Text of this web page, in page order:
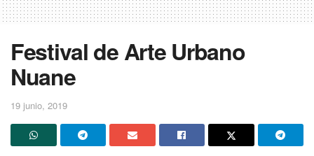
Festival de Arte Urbano
Nuane
19 junio, 2019